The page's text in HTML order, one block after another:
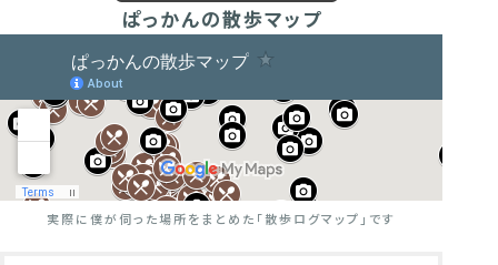
ぱっかんの散歩マップ
実際に僕が伺った場所をまとめた 「散歩ログマップ」です